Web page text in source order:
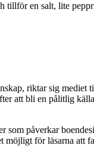
tillför en salt, lite
riktar sig mediet
att bli en pålitlig
som påverkar
möjligt för läsarna att